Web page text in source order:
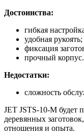
Достоинства:
гибкая
удобная рукоять;
фиксация
прочный корпус.
Недостатки:
сложность
JET JSTS-10-M будет
деревянных
отношения и опыта.